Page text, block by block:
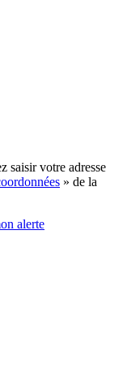
saisir votre adresse
» de la
alerte